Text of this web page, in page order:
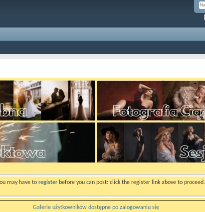
may have to register before you can post: click the register link above to
Galerie użytkowników dostępne po zalogowaniu się